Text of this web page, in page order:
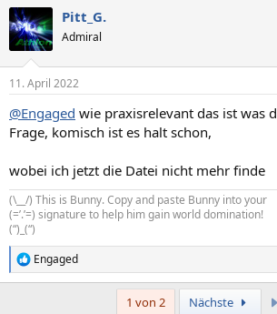
Pitt_G.
Admiral
11. April 2022
@Engaged wie praxisrelevant das ist was
Frage, komisch ist es halt schon,
wobei ich jetzt die Datei nicht mehr finde
(\__/) This is Bunny. Copy and paste Bunny into your
(=’.’=) signature to help him gain world domination!
(“)_(“)
R
e
Engaged
1 von 2 Nächste